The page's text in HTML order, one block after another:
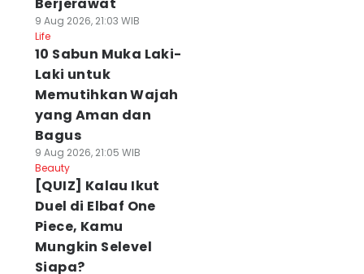
9 Aug 2026, 21:03 WIB
Life
10 Sabun Muka Laki-
Laki untuk
Memutihkan Wajah
yang Aman dan
Bagus
9 Aug 2026, 21:05 WIB
Beauty
[QUIZ] Kalau Ikut
Duel di Elbaf One
Piece, Kamu
Mungkin Selevel
Siapa?